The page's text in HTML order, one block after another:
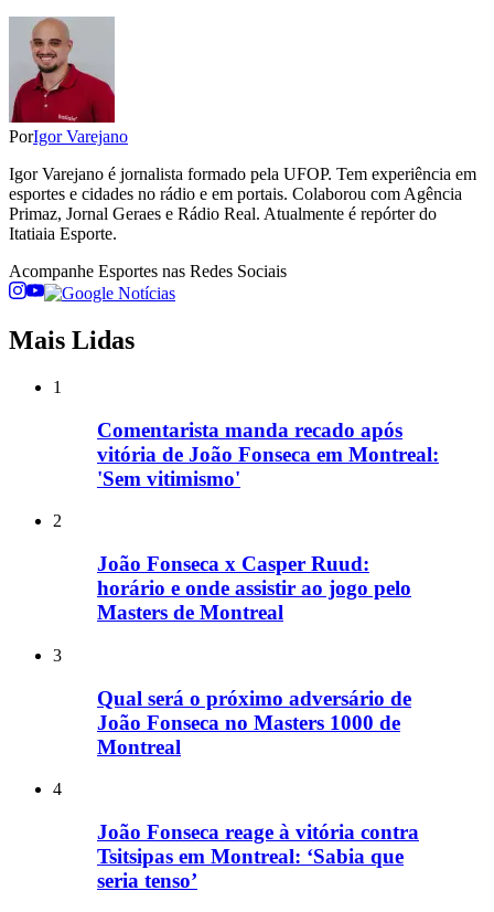
PorIgor Varejano
Igor Varejano é jornalista formado pela UFOP. Tem experiência em
esportes e cidades no rádio e em portais. Colaborou com Agência
Primaz, Jornal Geraes e Rádio Real. Atualmente é repórter do
Itatiaia Esporte.
Acompanhe Esportes nas Redes Sociais
Mais Lidas
1
Comentarista manda recado após
vitória de João Fonseca em Montreal:
'Sem vitimismo'
2
João Fonseca x Casper Ruud:
horário e onde assistir ao jogo pelo
Masters de Montreal
3
Qual será o próximo adversário de
João Fonseca no Masters 1000 de
Montreal
4
João Fonseca reage à vitória contra
Tsitsipas em Montreal: ‘Sabia que
seria tenso’